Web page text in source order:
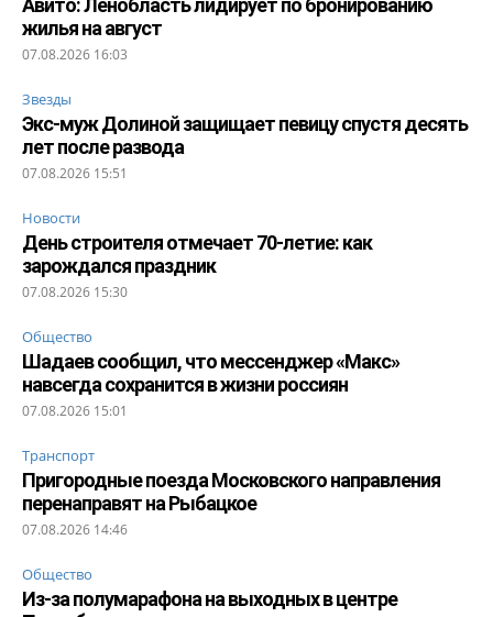
жилья на август
07.08.2026 16:03
Звезды
Экс-муж Долиной защищает певицу спустя десять
лет после развода
07.08.2026 15:51
Новости
День строителя отмечает 70-летие: как
зарождался праздник
07.08.2026 15:30
Общество
Шадаев сообщил, что мессенджер «Макс»
навсегда сохранится в жизни россиян
07.08.2026 15:01
Транспорт
Пригородные поезда Московского направления
перенаправят на Рыбацкое
07.08.2026 14:46
Общество
Из-за полумарафона на выходных в центре